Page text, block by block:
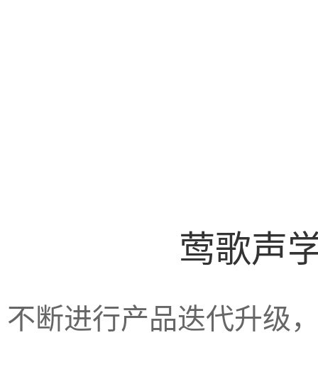
莺歌声
不断进行产品迭代升级